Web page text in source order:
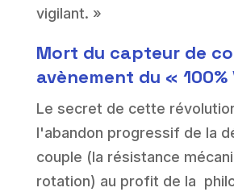
vigilant. »
Mort du capteur de
avènement du « 100%
Le secret de cette
l'abandon progressif de la
couple (la résistance
rotation) au profit de la